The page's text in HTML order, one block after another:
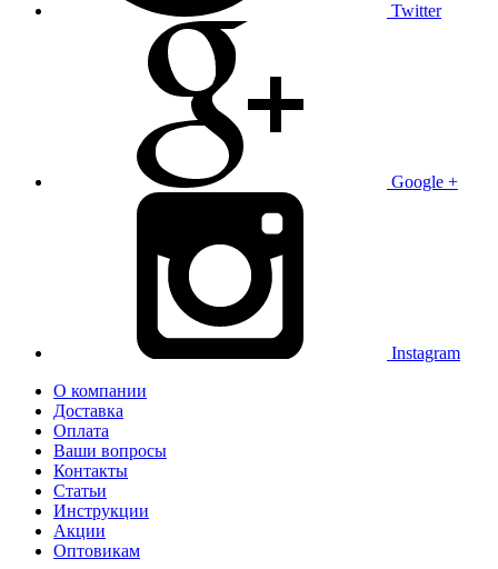
Twitter
Google +
Instagram
О компании
Доставка
Оплата
Ваши вопросы
Контакты
Статьи
Инструкции
Акции
Оптовикам